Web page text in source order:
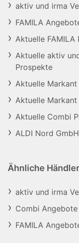
aktiv und irma
FAMILA
Aktuelle FAMILA
Aktuelle aktiv
Prospekte
Aktuelle
Aktuelle
Aktuelle Combi
ALDI Nord
Ähnliche Händler
aktiv und irma
Combi Angebote
FAMILA